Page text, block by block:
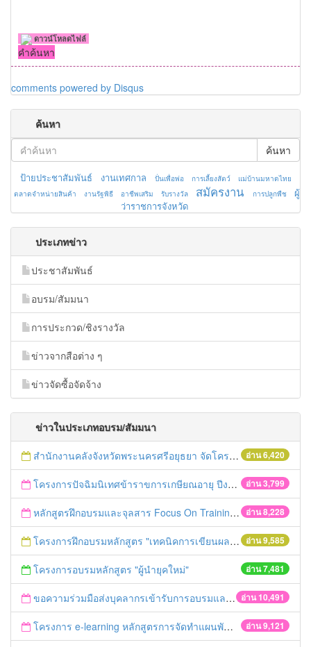
ดาวน์โหลดไฟล์
คำค้นหา
comments powered by Disqus
ค้นหา
ค้นหา
ป้ายประชาสัมพันธ์ งานเทศกาล ปั่นเพื่อพ่อ การเลี้ยงสัตว์
แม่บ้านมหาดไทย
ตลาดจำหน่ายสินค้า
งานรัฐพิธี อาชีพเสริม รับรางวัล สมัครงาน การปลูกพืช
ผู้
ว่าราชการจังหวัด
ประเภทข่าว
ประชาสัมพันธ์
อบรม/สัมมนา
การประกวด/ชิงรางวัล
ข่าวจากสือต่าง ๆ
ข่าวจัดซื้อจัดจ้าง
ข่าวในประเภทอบรม/สัมมนา
อ่าน 6,420
สำนักงานคลังจังหวัดพระนครศรีอยุธยา จัดโครงการฝึกอบรมเชิงปฏิบัติการ "การจัดซื้อจัดจ้างด้วยวิธีตลาดอิเล็กทรอนิกส์ (e-market)และวิธีประกวดราคาอิเล็กทรอนิกส์ (e-bidding)" ในวันที่ 4 เมษายน 2559 ณ อาคารราชภัฎ 100ปี ชั้น 2 มหาวิทยาลัยราชภัฎพระนครศรีอยุธยา
อ่าน 3,799
โครงการปัจฉิมนิเทศข้าราขการเกษียณอายุ ปีงบประมาณ พ.ศ. 2559
อ่าน 8,228
หลักสูตรฝึกอบรมและจุลสาร Focus On Training
อ่าน 9,585
โครงการฝึกอบรมหลักสูตร "เทคนิคการเขียนผลงานทางวิชาการ" รุ่นที่ 2
อ่าน 7,481
โครงการอบรมหลักสูตร "ผู้นำยุคใหม่"
อ่าน 10,491
ขอความร่วมมือส่งบุคลากรเข้ารับการอบรมและเผยแพร่ข่าวอบรม ประจำปี 2558
อ่าน 9,121
โครงการ e-learning หลักสูตรการจัดทำแผนพัฒนาจังหวัด